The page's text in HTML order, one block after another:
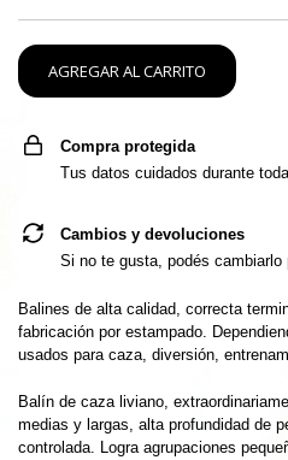
Compra protegida
Tus datos cuidados durante
Cambios y devoluciones
Si no te gusta, podés cambiarlo
Balines de alta calidad, correcta
fabricación por estampado.
usados para caza, diversión,
Balín de caza liviano,
medias y largas, alta profundidad de
controlada. Logra agrupaciones